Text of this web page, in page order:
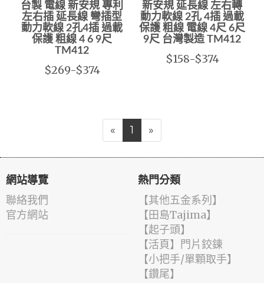
台製 電線 新安規 專利
左右插 延長線 彎插型
動力軟線 2孔4插 過載
保護 粗線 4 6 9尺
TM412
$269-$374
新安規 延長線 左右轉
動力軟線 2孔 4插 過載
保護 粗線 電線 4尺 6尺
9尺 台灣製造 TM412
$158-$374
« 1 »
網站導覽
聯絡我們
官方網站
熱門分類
【其他五金系列】
【田島Tajima】
【起子頭】
【活頁】門片鉸鍊
【小把手/單顆取手】
【鑽尾】